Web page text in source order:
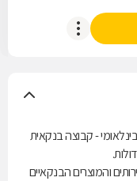
- קבוצה בנקאית
והמוצרים הבנקאיים